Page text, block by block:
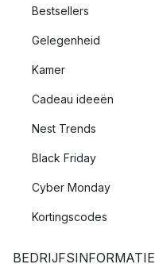
Bestsellers
Gelegenheid
Kamer
Cadeau ideeën
Nest Trends
Black Friday
Cyber Monday
Kortingscodes
BEDRIJFSINFORMATIE